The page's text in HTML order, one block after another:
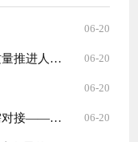
06-20
深入学习贯彻习近平法治思想 高质量推进人大对外工作 06-20
06-20
人民时评：坚持市场导向 强化供需对接——打通制约高质量发展的卡点堵点② 06-20